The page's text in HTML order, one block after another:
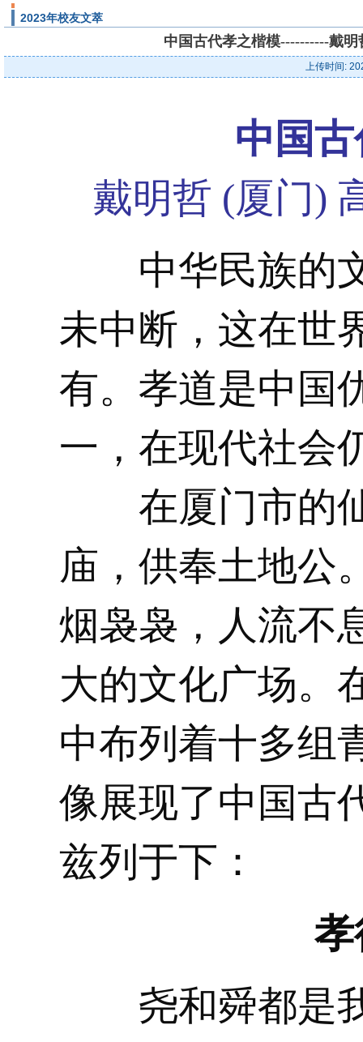
2023年校友文萃
中国古代孝之楷模----------戴
上传时间:
中国
戴明哲 (厦门)
中华民族的文
未中断，这在世
有。孝道是中国
一，在现代社会
在厦门市的仙
庙，供奉土地公
烟袅袅，人流不
大的文化广场。
中布列着十多组
像展现了中国古
兹列于下：
尧和舜都是我